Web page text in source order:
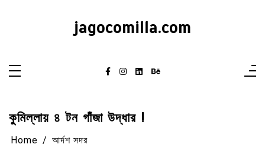
jagocomilla.com
কুমিল্লায় ৪ টন গাঁজা উদ্ধার !
Home আর্দশ সদর